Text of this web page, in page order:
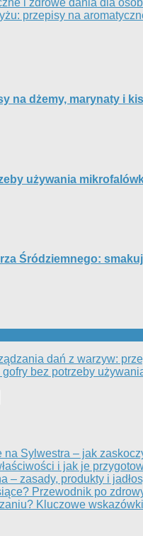
i zdrowe dania dla
przepisy na
na dżemy, marynaty i
używania
Śródziemnego:
dań z warzyw:
bez potrzeby
na Sylwestra – jak
i jak je
– zasady, produkty i
Przewodnik po
Kluczowe